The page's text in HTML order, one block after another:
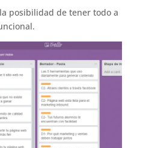
posibilidad de tener todo a